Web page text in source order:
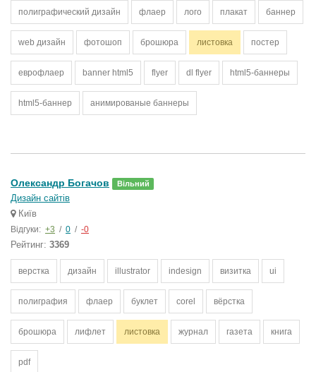
полиграфический дизайн флаер лого плакат баннер
web дизайн фотошоп брошюра листовка постер
еврофлаер banner html5 flyer dl flyer html5-баннеры
html5-баннер анимированые баннеры
Олександр Богачов Вільний
Дизайн сайтів
Київ
Відгуки: +3 / 0 / -0
Рейтинг: 3369
верстка дизайн illustrator indesign визитка ui
полиграфия флаер буклет corel вёрстка
брошюра лифлет листовка журнал газета книга
pdf